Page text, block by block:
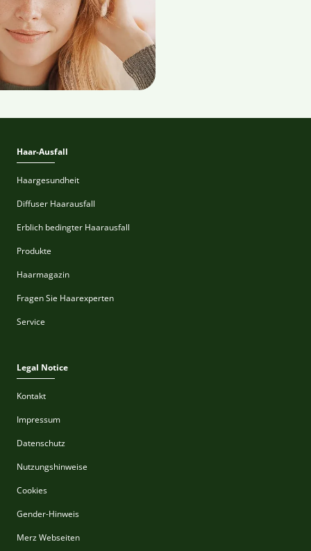
Haar-Ausfall
Haargesundheit
Diffuser Haarausfall
Erblich bedingter Haarausfall
Produkte
Haarmagazin
Fragen Sie Haarexperten
Service
Legal Notice
Kontakt
Impressum
Datenschutz
Nutzungshinweise
Cookies
Gender-Hinweis
Merz Webseiten